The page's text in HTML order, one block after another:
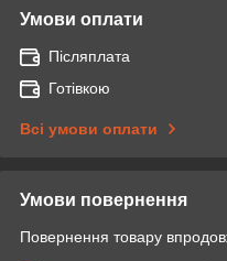
Умови оплати
Післяплата
Готівкою
Всі умови оплати
Умови повернення
Повернення товару